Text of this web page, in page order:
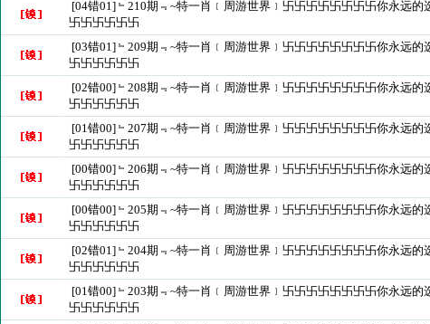
[04错01]﹄210期﹃~特一肖﹝周游世界﹞卐卐卐卐卐卐卐卐你永远的
卐卐卐卐卐卐
[03错01]﹄209期﹃~特一肖﹝周游世界﹞卐卐卐卐卐卐卐卐你永远的
卐卐卐卐卐卐
[02错00]﹄208期﹃~特一肖﹝周游世界﹞卐卐卐卐卐卐卐卐你永远的
卐卐卐卐卐卐
[01错00]﹄207期﹃~特一肖﹝周游世界﹞卐卐卐卐卐卐卐卐你永远的
卐卐卐卐卐卐
[00错00]﹄206期﹃~特一肖﹝周游世界﹞卐卐卐卐卐卐卐卐你永远的
卐卐卐卐卐卐
[00错00]﹄205期﹃~特一肖﹝周游世界﹞卐卐卐卐卐卐卐卐你永远的
卐卐卐卐卐卐
[02错01]﹄204期﹃~特一肖﹝周游世界﹞卐卐卐卐卐卐卐卐你永远的
卐卐卐卐卐卐
[01错00]﹄203期﹃~特一肖﹝周游世界﹞卐卐卐卐卐卐卐卐你永远的
卐卐卐卐卐卐